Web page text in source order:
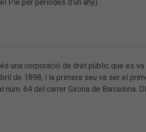
Ple per períodes d’un any).
una corporació de dret públic que es va
de 1898, i la primera seu va ser el
núm. 64 del carrer Girona de Barcelona.